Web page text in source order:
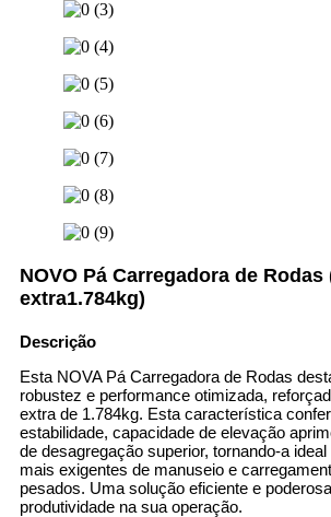
NOVO Pá Carregadora de Rodas
extra1.784kg)
Descrição
Esta NOVA Pá Carregadora de Rodas
robustez e performance otimizada,
extra de 1.784kg. Esta característica
estabilidade, capacidade de elevação
de desagregação superior, tornando-a
mais exigentes de manuseio e
pesados. Uma solução eficiente e
produtividade na sua operação.